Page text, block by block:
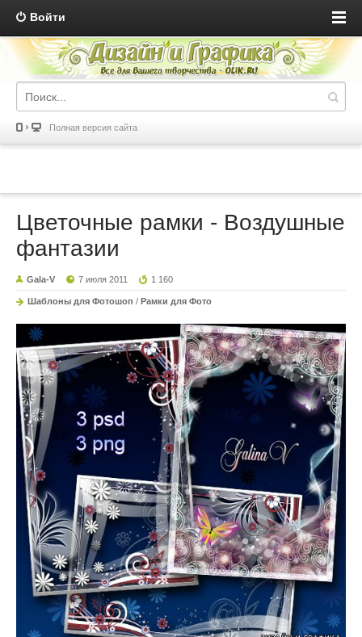
Войти
Полная версия сайта
Цветочные рамки - Воздушные
фантазии
Gala-V 7 июля 2011 1 160
Шаблоны для Фотошоп / Рамки для Фото